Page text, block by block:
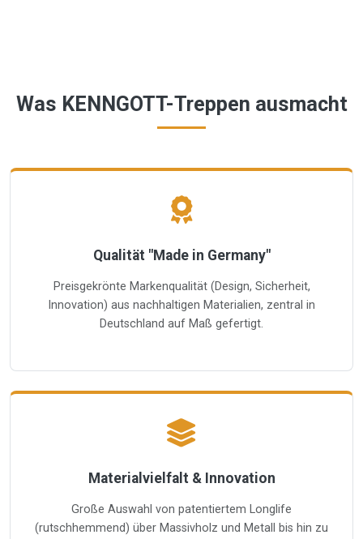
Was KENNGOTT-Treppen ausmacht
Qualität "Made in Germany"
Preisgekrönte Markenqualität (Design, Sicherheit,
Innovation) aus nachhaltigen Materialien, zentral in
Deutschland auf Maß gefertigt.
Materialvielfalt & Innovation
Große Auswahl von patentiertem Longlife
(rutschhemmend) über Massivholz und Metall bis hin zu